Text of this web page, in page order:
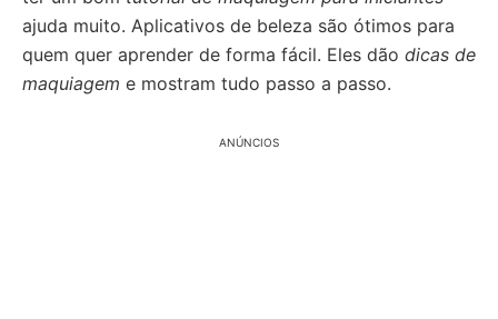
ajuda muito. Aplicativos de beleza são ótimos para
quem quer aprender de forma fácil. Eles dão dicas de
maquiagem e mostram tudo passo a passo.
ANÚNCIOS